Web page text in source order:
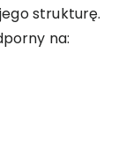
strukturę.
na: